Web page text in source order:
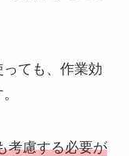
ても、作業効
考慮する必要が